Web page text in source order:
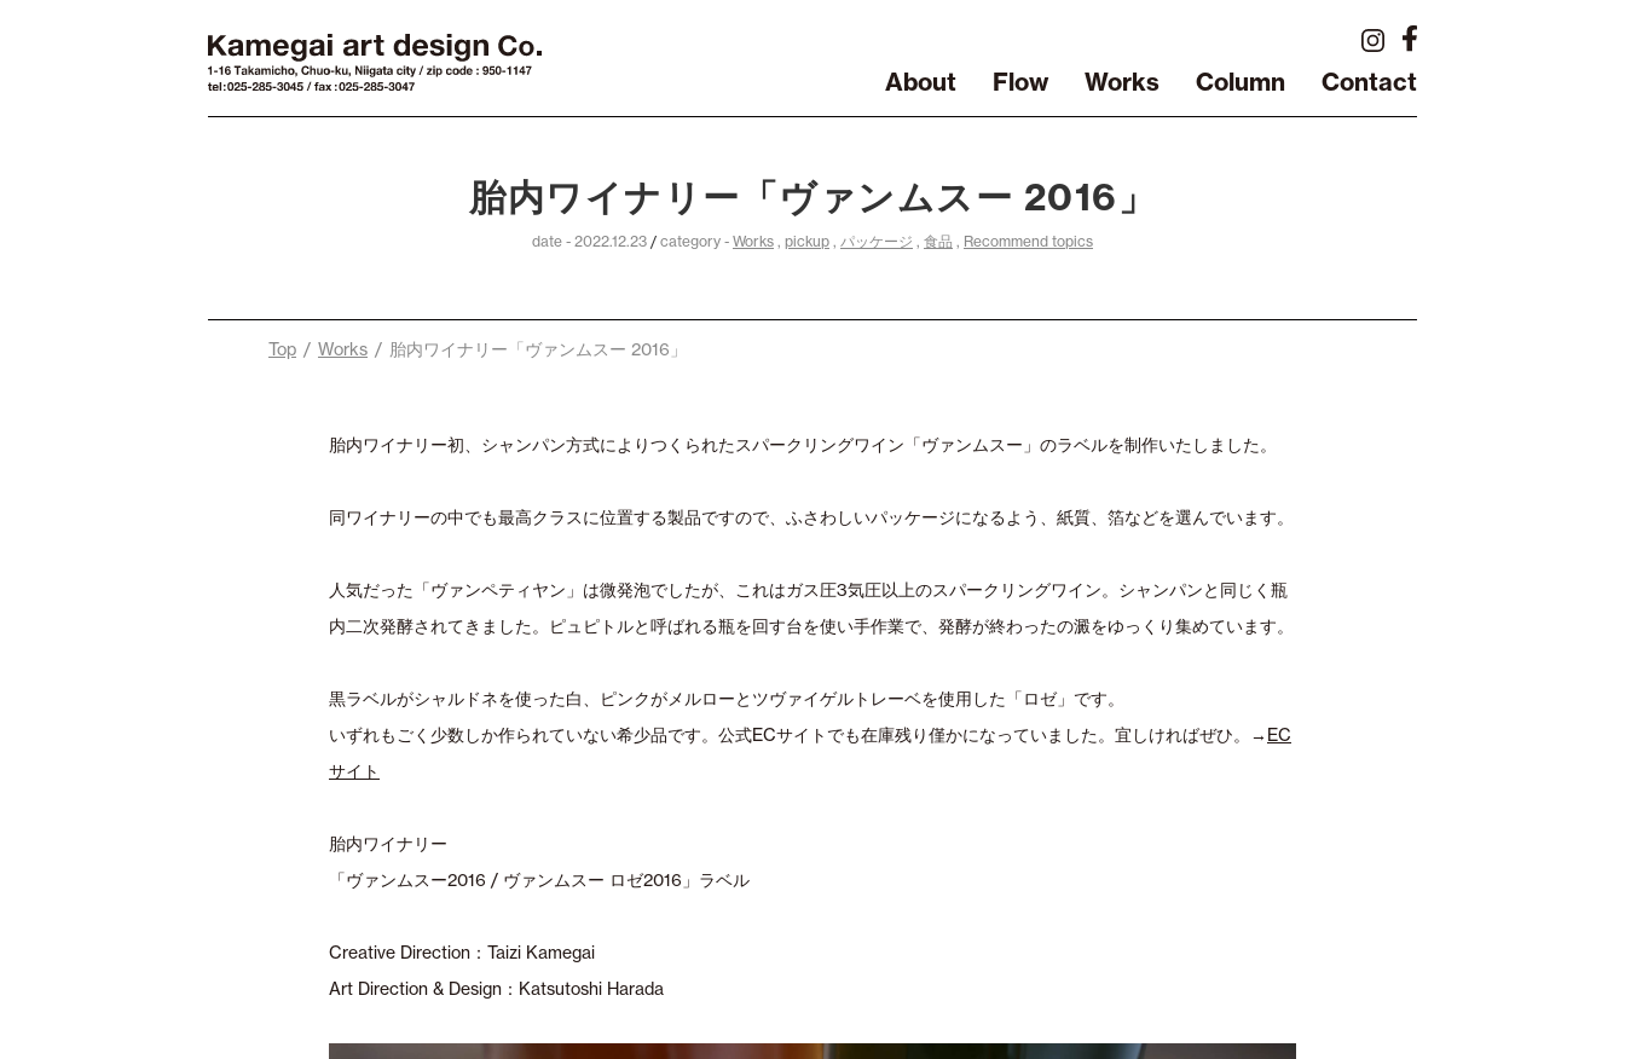
About Flow Works Column Contact
胎内ワイナリー「ヴァンムスー 2016」
date - 2022.12.23 / category - Works , pickup , パッケージ , 食品 , Recommend topics
Top / Works / 胎内ワイナリー「ヴァンムスー 2016」
胎内ワイナリー初、シャンパン方式によりつくられたスパークリングワイン「ヴァンムスー」のラベルを制作いたしました。
同ワイナリーの中でも最高クラスに位置する製品ですので、ふさわしいパッケージになるよう、紙質、箔などを選んでいます。
人気だった「ヴァンペティヤン」は微発泡でしたが、これはガス圧3気圧以上のスパークリングワイン。シャンパンと同じく瓶
内二次発酵されてきました。ピュピトルと呼ばれる瓶を回す台を使い手作業で、発酵が終わったの澱をゆっくり集めています。
黒ラベルがシャルドネを使った白、ピンクがメルローとツヴァイゲルトレーベを使用した「ロゼ」です。
いずれもごく少数しか作られていない希少品です。公式ECサイトでも在庫残り僅かになっていました。宜しければぜひ。→ EC
サイト
胎内ワイナリー
「ヴァンムスー2016 / ヴァンムスー ロゼ2016」ラベル
Creative Direction：Taizi Kamegai
Art Direction & Design：Katsutoshi Harada